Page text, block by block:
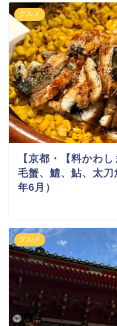
グルメ
【京都・【料かわ
毛蟹、鱧、鮎、太
年6月）
グルメ